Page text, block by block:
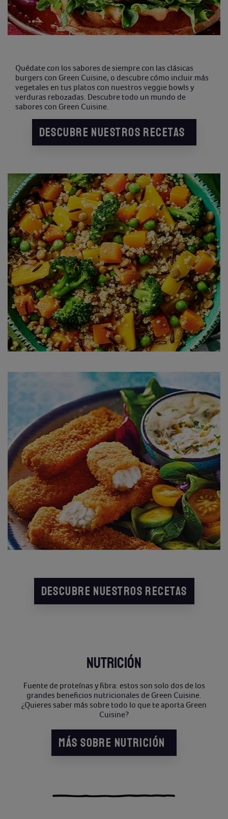
Quédate con los sabores de siempre con las clásicas
burgers con Green Cuisine, o descubre cómo incluir más
vegetales en tus platos con nuestros veggie bowls y
verduras rebozadas. Descubre todo un mundo de
sabores con Green Cuisine.
DESCUBRE NUESTROS RECETAS
DESCUBRE NUESTROS RECETAS
NUTRICIÓN
Fuente de proteínas y fibra: estos son solo dos de los
grandes beneficios nutricionales de Green Cuisine.
¿Quieres saber más sobre todo lo que te aporta Green
Cuisine?
MÁS SOBRE NUTRICIÓN